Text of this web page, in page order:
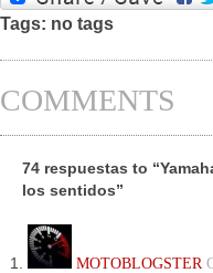
Tags: no tags
COMMENTS
74 respuestas to
los sentidos”
MOTOBLOGSTER